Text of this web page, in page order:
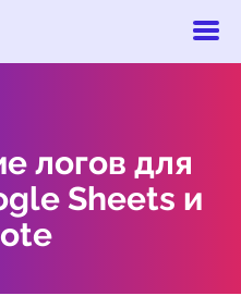
логов для
Sheets и